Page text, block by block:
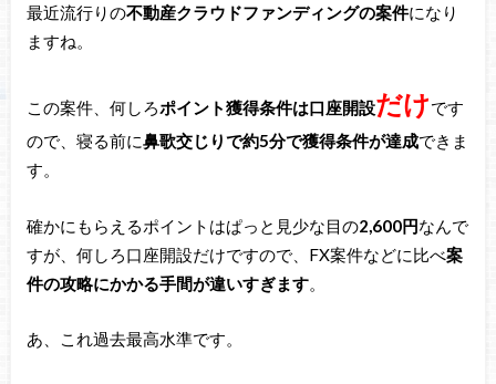
最近流行りの不動産クラウドファンディングの案件になり
ますね。
この案件、何しろポイント獲得条件は口座開設だけです
ので、寝る前に鼻歌交じりで約5分で獲得条件が達成できま
す。
確かにもらえるポイントはぱっと見少な目の2,600円なんで
すが、何しろ口座開設だけですので、FX案件などに比べ案
件の攻略にかかる手間が違いすぎます。
あ、これ過去最高水準です。